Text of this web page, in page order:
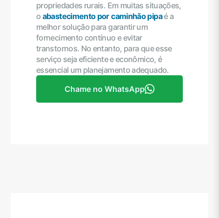
propriedades rurais. Em muitas situações,
o abastecimento por caminhão pipaé a
melhor solução para garantir um
fornecimento contínuo e evitar
transtornos. No entanto, para que esse
serviço seja eficiente e econômico, é
essencial um planejamento adequado.
Chame no WhatsApp